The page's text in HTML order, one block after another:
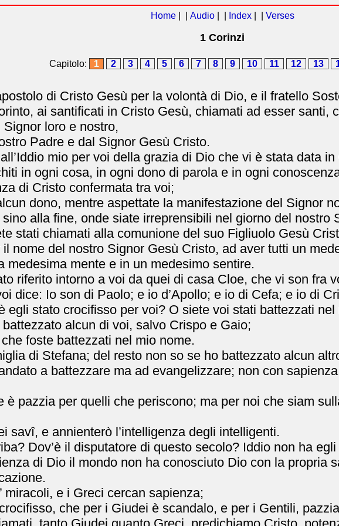
Home| | Audio| | Index| | Verses
1 Corinzi
Capitolo: 1 2 3 4 5 6 7 8 9 10 11 12 13
di Cristo Gesù per la volontà di Dio, e il fratello
ai santificati in Cristo Gesù, chiamati ad esser santi,
loro e nostro,
Padre e dal Signor Gesù Cristo.
mio per voi della grazia di Dio che vi è stata data
in ogni cosa, in ogni dono di parola e in ogni
di Cristo confermata tra voi;
dono, mentre aspettate la manifestazione del Signor
alla fine, onde siate irreprensibili nel giorno del nostro
stati chiamati alla comunione del suo Figliuolo Gesù
il nome del nostro Signor Gesù Cristo, ad aver tutti un
medesima mente e in un medesimo sentire.
riferito intorno a voi da quei di casa Cloe, che vi son fra
dice: Io son di Paolo; e io d’Apollo; e io di Cefa; e io di
egli stato crocifisso per voi? O siete voi stati battezzati
alcun di voi, salvo Crispo e Gaio;
foste battezzati nel mio nome.
di Stefana; del resto non so se ho battezzato alcun
a battezzare ma ad evangelizzare; non con
è pazzia per quelli che periscono; ma per noi che siam
savî, e annienterò l’intelligenza degli intelligenti.
Dov’è il disputatore di questo secolo? Iddio non ha
di Dio il mondo non ha conosciuto Dio con la propria
miracoli, e i Greci cercan sapienza;
che per i Giudei è scandalo, e per i Gentili,